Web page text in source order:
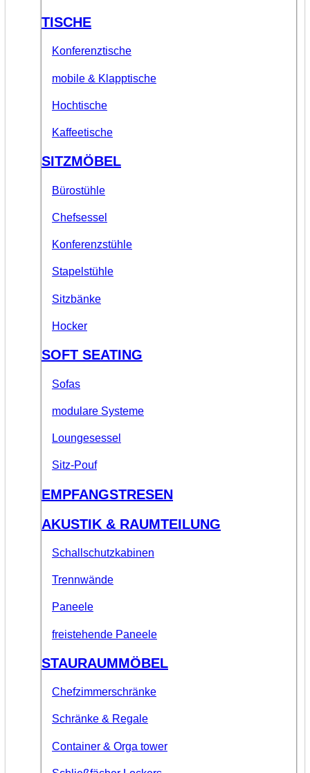
TISCHE
Konferenztische
mobile & Klapptische
Hochtische
Kaffeetische
SITZMÖBEL
Bürostühle
Chefsessel
Konferenzstühle
Stapelstühle
Sitzbänke
Hocker
SOFT SEATING
Sofas
modulare Systeme
Loungesessel
Sitz-Pouf
EMPFANGSTRESEN
AKUSTIK & RAUMTEILUNG
Schallschutzkabinen
Trennwände
Paneele
freistehende Paneele
STAURAUMMÖBEL
Chefzimmerschränke
Schränke & Regale
Container & Orga tower